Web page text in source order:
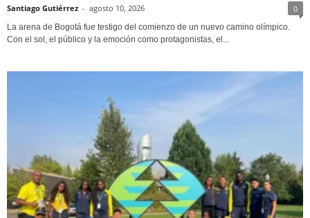
Santiago Gutiérrez - agosto 10, 2026 0
La arena de Bogotá fue testigo del comienzo de un nuevo camino olímpico.
Con el sol, el público y la emoción como protagonistas, el...